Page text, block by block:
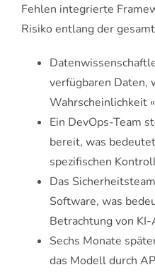
Fehlen integrierte
Risiko entlang der
verfügbaren Daten,
Wahrscheinlichkeit
Ein DevOps-Team
bereit, was
spezifischen
Das
Software, was
Betrachtung von
Sechs Monate
das Modell durch